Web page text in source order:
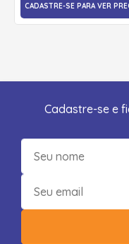
CADASTRE-SE PARA VER
Cadastre-se e